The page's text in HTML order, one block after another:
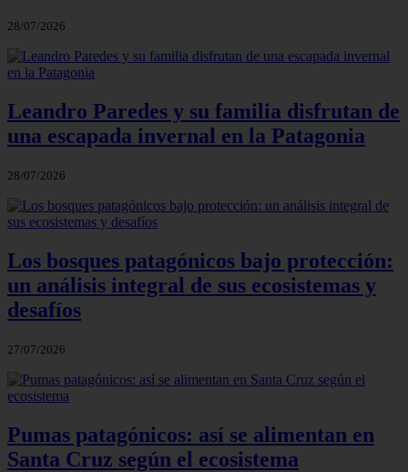
28/07/2026
Leandro Paredes y su familia disfrutan de
una escapada invernal en la Patagonia
28/07/2026
Los bosques patagónicos bajo protección:
un análisis integral de sus ecosistemas y
desafíos
27/07/2026
Pumas patagónicos: así se alimentan en
Santa Cruz según el ecosistema